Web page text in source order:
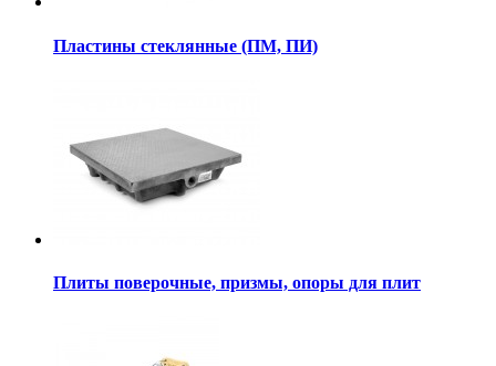
Пластины стеклянные (ПМ, ПИ)
Плиты поверочные, призмы, опоры для плит